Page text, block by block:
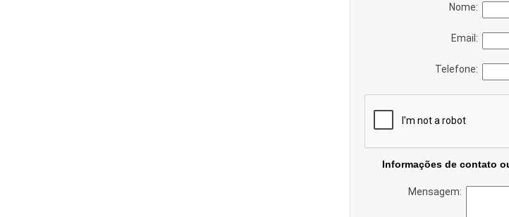
Nome:
Email:
Telefone:
Informações de contato
Mensagem: